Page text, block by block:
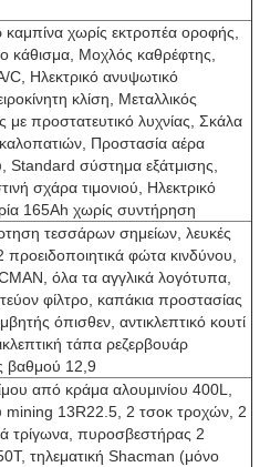
χωρίς εκτροπέα οροφής,
κάθισμα, Μοχλός καθρέφτης,
C, Ηλεκτρικό ανυψωτικό
κλίση, Μεταλλικός
προστατευτικό λυχνίας, Σκάλα
Προστασία αέρα
Standard σύστημα εξάτμισης,
σχάρα τιμονιού, Ηλεκτρικό
165Ah χωρίς συντήρηση
τεσσάρων σημείων, λευκές
φώτα κινδύνου,
όλα τα αγγλικά λογότυπα,
φίλτρο, καπάκια προστασίας
όπισθεν, αντικλεπτικό κουτί
τάπα ρεζερβουάρ
βαθμού 12,9
από κράμα αλουμινίου 400L,
mining 13R22.5, 2 τσοκ τροχών, 2
τρίγωνα, πυροσβεστήρας 2
τηλεματική Shacman (μόνο